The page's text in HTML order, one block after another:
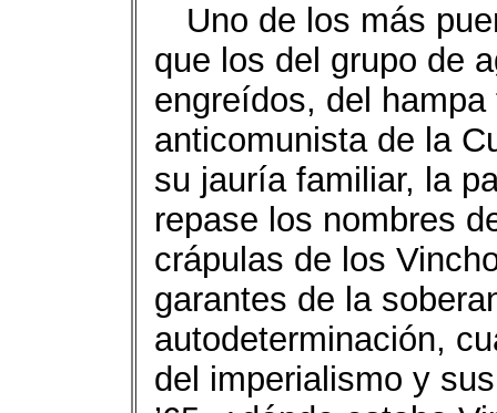
Uno de los más
que los del grupo de
engreídos, del
anticomunista de la
su jauría familiar, la
repase los nombres
crápulas de los
garantes de la
autodeterminación,
del imperialismo y